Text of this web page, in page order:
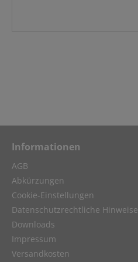
Informationen
AGB
Abkürzungen
Cookie-Einstellungen
Datenschutzrechtliche Hinweise
Downloads
Impressum
Versandkosten